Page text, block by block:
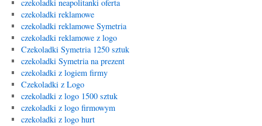
czekoladki neapolitanki oferta
czekoladki reklamowe
czekoladki reklamowe Symetria
czekoladki reklamowe z logo
Czekoladki Symetria 1250 sztuk
czekoladki Symetria na prezent
czekoladki z logiem firmy
Czekoladki z Logo
czekoladki z logo 1500 sztuk
czekoladki z logo firmowym
czekoladki z logo hurt